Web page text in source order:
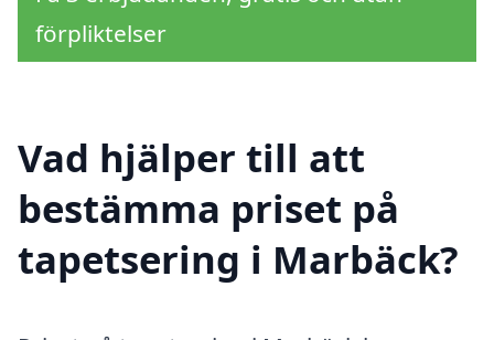
förpliktelser
Vad hjälper till att
bestämma priset på
tapetsering i Marbäck?